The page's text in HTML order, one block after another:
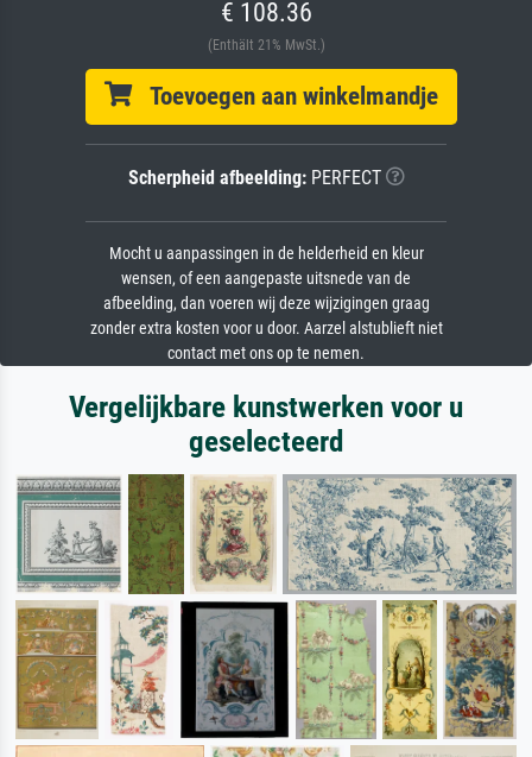
€ 108.36
(Enthält 21% MwSt.)
Toevoegen aan winkelmandje
Scherpheid afbeelding:PERFECT
Mocht u aanpassingen in de helderheid en kleur
wensen, of een aangepaste uitsnede van de
afbeelding, dan voeren wij deze wijzigingen graag
zonder extra kosten voor u door. Aarzel alstublieft niet
contact met ons op te nemen.
Vergelijkbare kunstwerken voor u
geselecteerd